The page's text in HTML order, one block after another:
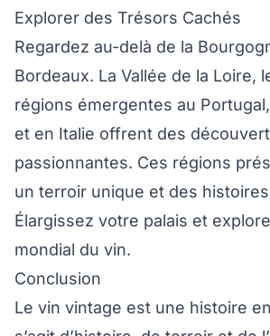
Explorer des Trésors Cachés
Regardez au-delà de la
Bordeaux. La Vallée de la Loire,
régions émergentes au
et en Italie offrent des
passionnantes. Ces régions
un terroir unique et des
Élargissez votre palais et
mondial du vin.
Conclusion
Le vin vintage est une histoire